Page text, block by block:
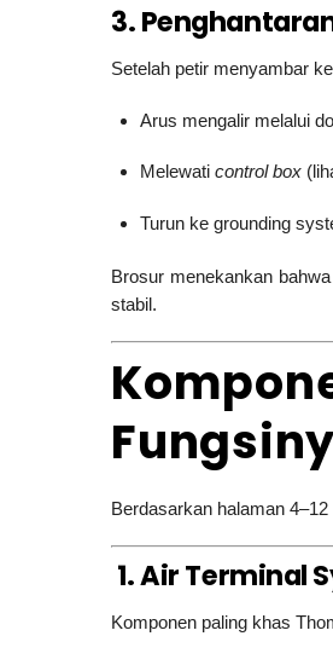
3.
Setelah petir menyambar
Arus mengalir melalui
Melewati control box
Turun ke grounding
Brosur menekankan bahwa
stabil.
Berdasarkan halaman
1. Air Terminal
Komponen paling khas